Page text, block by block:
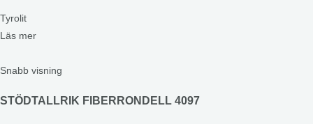
Tyrolit
Läs mer
Snabb visning
STÖDTALLRIK FIBERRONDELL 4097